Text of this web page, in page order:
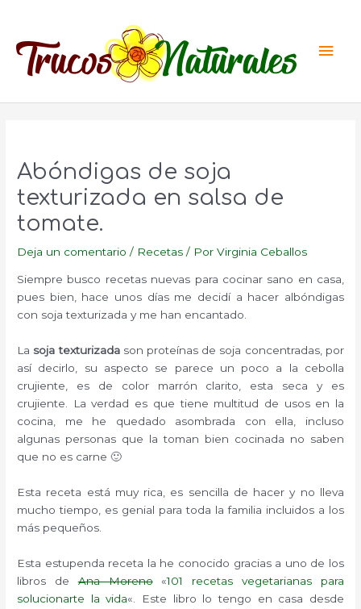
contenido
Abóndigas de soja
texturizada en salsa de
tomate.
Deja un comentario / Recetas / PorVirginia Ceballos
Siempre busco recetas nuevas para cocinar sano en casa,
pues bien, hace unos días me decidí a hacer albóndigas
con soja texturizada y me han encantado.
La soja texturizadason proteínas de soja concentradas, por
así decirlo, su aspecto se parece un poco a la cebolla
crujiente, es de color marrón clarito, esta seca y es
crujiente. La verdad es que tiene multitud de usos en la
cocina, me he quedado asombrada con ella, incluso
algunas personas que la toman bien cocinada no saben
que no es carne 🙂
Esta receta está muy rica, es sencilla de hacer y no lleva
mucho tiempo, es genial para toda la familia incluidos a los
más pequeños.
Esta estupenda receta la he conocido gracias a uno de los
libros deAna Moreno«101 recetas vegetarianas para
solucionarte la vida«. Este libro lo tengo en casa desde